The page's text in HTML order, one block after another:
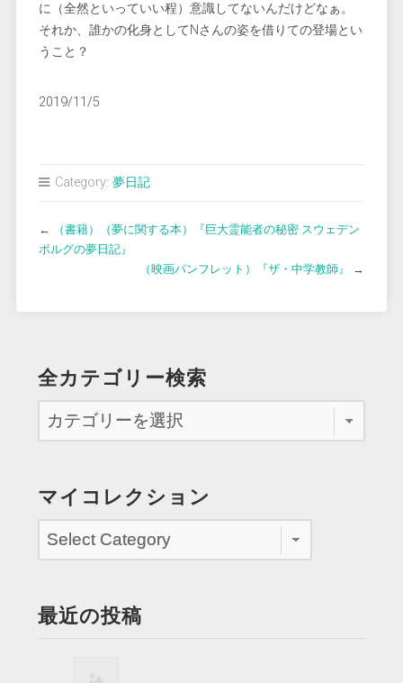
に（全然といっていい程）意識してないんだけどなぁ。
それか、誰かの化身としてNさんの姿を借りての登場とい
うこと？
2019/11/5
Category: 夢日記
←
（書籍）（夢に関する本）『巨大霊能者の秘密 スウェデン
ボルグの夢日記』
（映画パンフレット）『ザ・中学教師』
→
全カテゴリー検索
マイコレクション
最近の投稿